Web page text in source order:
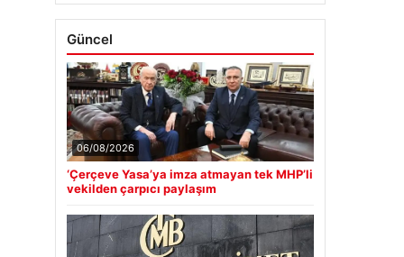
Güncel
06/08/2026
‘Çerçeve Yasa’ya imza atmayan tek MHP’li
vekilden çarpıcı paylaşım